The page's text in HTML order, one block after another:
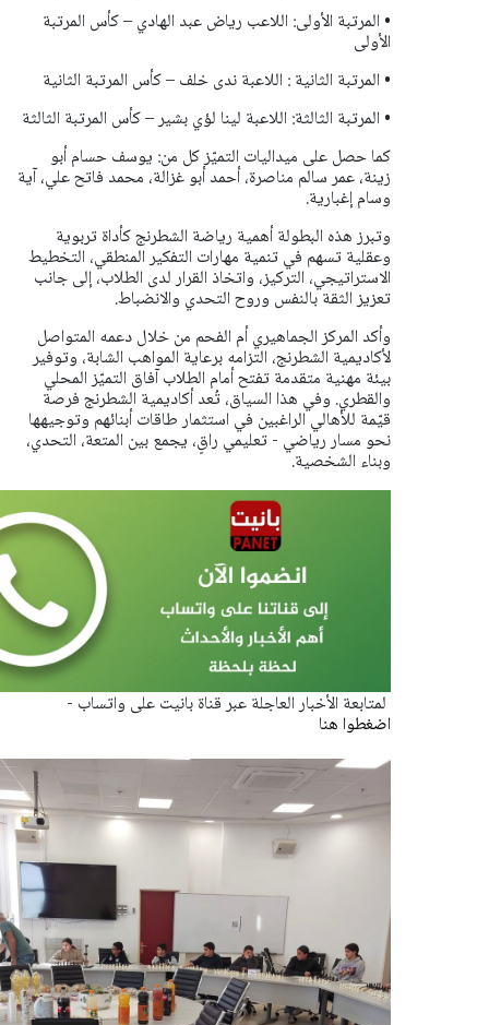
• المرتبة الأولى: اللاعب رياض عبد الهادي – كأس المرتبة
الأولى
• المرتبة الثانية : اللاعبة ندى خلف – كأس المرتبة الثانية
• المرتبة الثالثة: اللاعبة لينا لؤي بشير – كأس المرتبة الثالثة
كما حصل على ميداليات التميّز كل من: يوسف حسام أبو
زينة، عمر سالم مناصرة، أحمد أبو غزالة، محمد فاتح علي، آية
وسام إغبارية.
وتبرز هذه البطولة أهمية رياضة الشطرنج كأداة تربوية
وعقلية تسهم في تنمية مهارات التفكير المنطقي، التخطيط
الاستراتيجي، التركيز، واتخاذ القرار لدى الطلاب، إلى جانب
تعزيز الثقة بالنفس وروح التحدي والانضباط.
وأكد المركز الجماهيري أم الفحم من خلال دعمه المتواصل
لأكاديمية الشطرنج، التزامه برعاية المواهب الشابة، وتوفير
بيئة مهنية متقدمة تفتح أمام الطلاب آفاق التميّز المحلي
والقطري. وفي هذا السياق، تُعد أكاديمية الشطرنج فرصة
قيّمة للأهالي الراغبين في استثمار طاقات أبنائهم وتوجيهها
نحو مسار رياضي - تعليمي راقٍ، يجمع بين المتعة، التحدي،
وبناء الشخصية.
لمتابعة الأخبار العاجلة عبر قناة بانيت على واتساب -
اضغطوا هنا